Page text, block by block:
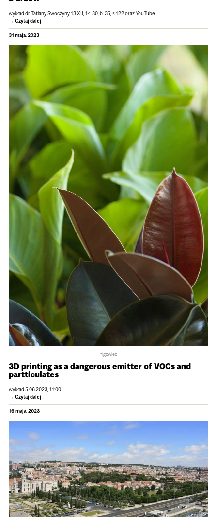
wykład dr Tatiany Swo­czyny 13 XII, 14.30, b. 35, s 122 oraz YouTube
Czytaj dalej
31 maja, 2023
figowiec
3D printing as a dangerous emitter of VOCs and
partticulates
wykład 5 06 2023, 11:00
Czytaj dalej
16 maja, 2023